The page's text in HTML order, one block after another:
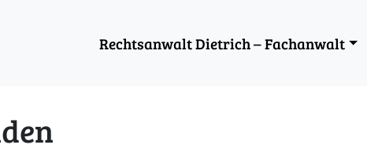
Rechtsanwalt Dietrich – Fachanwalt